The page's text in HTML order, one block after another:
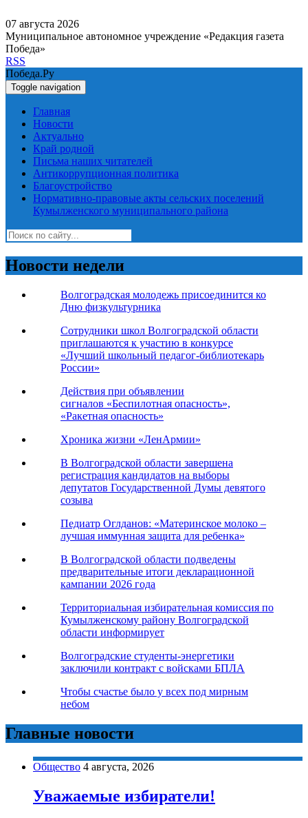
07 августа 2026
Муниципальное автономное учреждение «Редакция газета
Победа»
RSS
Победа.Ру
Toggle navigation
Главная
Новости
Актуально
Край родной
Письма наших читателей
Антикоррупционная политика
Благоустройство
Нормативно-правовые акты сельских поселений
Кумылженского муниципального района
Новости недели
Волгоградская молодежь присоединится ко
Дню физкультурника
Сотрудники школ Волгоградской области
приглашаются к участию в конкурсе
«Лучший школьный педагог-библиотекарь
России»
Действия при объявлении
сигналов «Беспилотная опасность»,
«Ракетная опасность»
Хроника жизни «ЛенАрмии»
В Волгоградской области завершена
регистрация кандидатов на выборы
депутатов Государственной Думы девятого
созыва
Педиатр Оглданов: «Материнское молоко –
лучшая иммунная защита для ребенка»
В Волгоградской области подведены
предварительные итоги декларационной
кампании 2026 года
Территориальная избирательная комиссия по
Кумылженскому району Волгоградской
области информирует
Волгоградские студенты-энергетики
заключили контракт с войсками БПЛА
Чтобы счастье было у всех под мирным
небом
Главные новости
Общество 4 августа, 2026
Уважаемые избиратели!